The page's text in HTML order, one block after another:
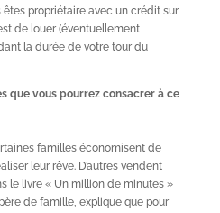
propriétaire avec un crédit sur
de louer (éventuellement
la durée de votre tour du
que vous pourrez consacrer à ce
familles économisent de
leur rêve. D’autres vendent
le livre « Un million de minutes »
de famille, explique que pour